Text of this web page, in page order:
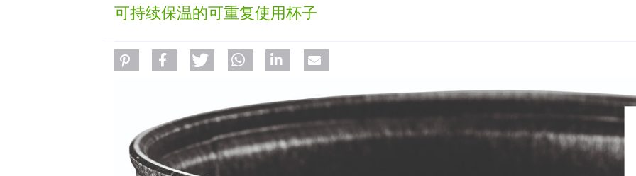
可持续保温的可重复使用杯子